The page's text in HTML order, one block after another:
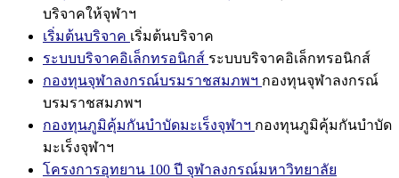
บริจาคให้จุฬาฯ
เริ่มต้นบริจาค เริ่มต้นบริจาค
ระบบบริจาคอิเล็กทรอนิกส์ ระบบบริจาคอิเล็กทรอนิกส์
กองทุนจุฬาลงกรณ์บรมราชสมภพฯ กองทุนจุฬาลงกรณ์
บรมราชสมภพฯ
กองทุนภูมิคุ้มกันบำบัดมะเร็งจุฬาฯ กองทุนภูมิคุ้มกันบำบัด
มะเร็งจุฬาฯ
โครงการอุทยาน 100 ปี จุฬาลงกรณ์มหาวิทยาลัย